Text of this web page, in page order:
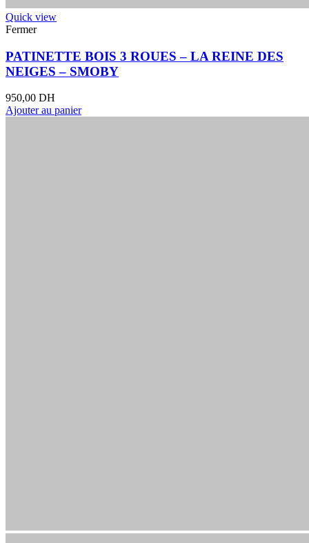
Quick view
Fermer
PATINETTE BOIS 3 ROUES – LA REINE DES
NEIGES – SMOBY
950,00 DH
Ajouter au panier